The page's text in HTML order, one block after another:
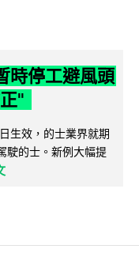
時停工避風頭
"
生效，的士業界就期
駛的士。新例大幅提